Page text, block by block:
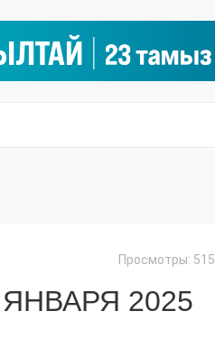
Просмотры: 515
2025